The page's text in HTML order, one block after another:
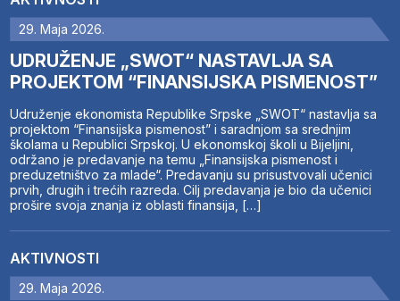
29. Maja 2026.
UDRUŽENJE „SWOT“ NASTAVLJA SA
PROJEKTOM “FINANSIJSKA PISMENOST”
Udruženje ekonomista Republike Srpske „SWOT“ nastavlja sa
projektom “Finansijska pismenost” i saradnjom sa srednjim
školama u Republici Srpskoj. U ekonomskoj školi u Bijeljini,
održano je predavanje na temu „Finansijska pismenost i
preduzetništvo za mlade“. Predavanju su prisustvovali učenici
prvih, drugih i trećih razreda. Cilj predavanja je bio da učenici
prošire svoja znanja iz oblasti finansija, […]
AKTIVNOSTI
29. Maja 2026.